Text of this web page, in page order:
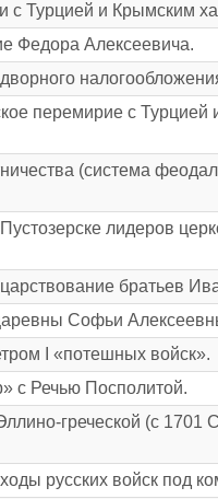
с Турцией и Крымским
Федора Алексеевича.
перемирие с
(система
лидеров
братьев
Софьи
I «потешных войск».
с Речью Посполитой.
греческой (с 1701
русских войск под